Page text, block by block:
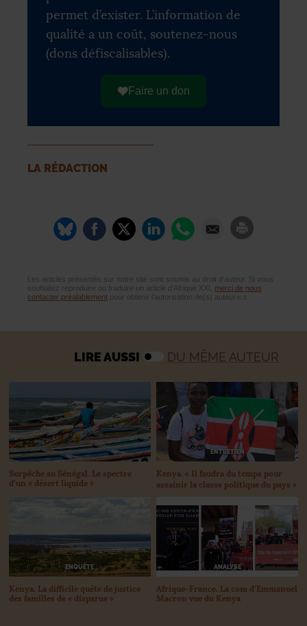
permet d’exister. L’information de
qualité a un coût, soutenez-nous
(dons défiscalisables).
Faire un don
LA RÉDACTION
Les articles présentés sur notre site sont soumis au droit d’auteur. Si vous
souhaitez reproduire ou traduire un article d’Afrique XXI, merci de nous
contacter préalablement pour obtenir l’autorisation de(s) auteur.e.s.
LIRE AUSSI DU MÊME AUTEUR
Surpêche au Sénégal. Le spectre
d’un « désert liquide »
ENTRETIEN
Kenya. « Il faudra du temps pour
assainir la classe politique du pays »
ENQUÊTE
Kenya. La difficile quête de justice
des familles de « disparus »
ANALYSE
Afrique-France. La com d’Emmanuel
Macron vue du Kenya